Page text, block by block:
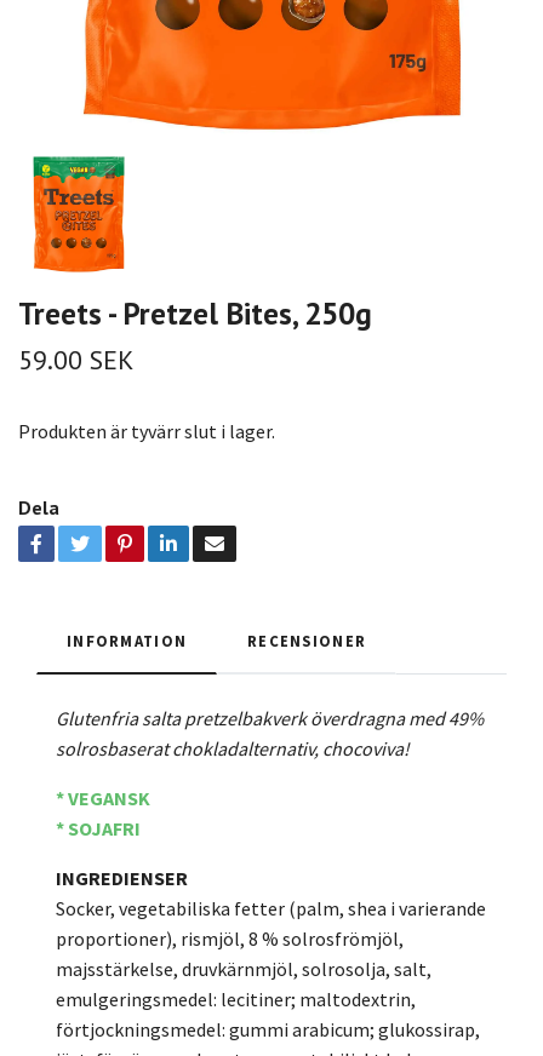
Treets - Pretzel Bites, 250g
59.00 SEK
Produkten är tyvärr slut i lager.
Dela
INFORMATION RECENSIONER
Glutenfria salta pretzelbakverk överdragna med 49%
solrosbaserat chokladalternativ, chocoviva!
* VEGANSK
* SOJAFRI
INGREDIENSER
Socker, vegetabiliska fetter (palm, shea i varierande
proportioner), rismjöl, 8 % solrosfrömjöl,
majsstärkelse, druvkärnmjöl, solrosolja, salt,
emulgeringsmedel: lecitiner; maltodextrin,
förtjockningsmedel: gummi arabicum; glukossirap,